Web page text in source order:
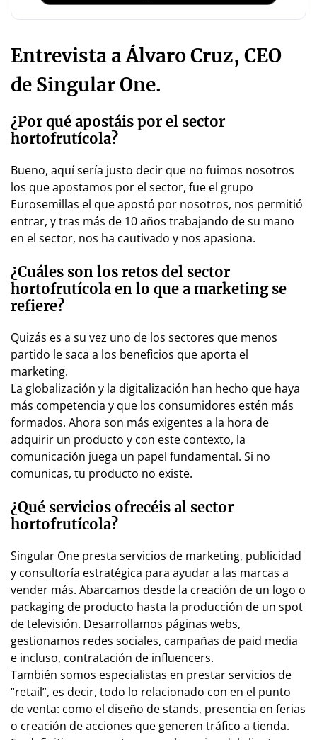
Entrevista a Álvaro Cruz, CEO
de Singular One.
¿Por qué apostáis por el sector
hortofrutícola?
Bueno, aquí sería justo decir que no fuimos nosotros
los que apostamos por el sector, fue el grupo
Eurosemillas el que apostó por nosotros, nos permitió
entrar, y tras más de 10 años trabajando de su mano
en el sector, nos ha cautivado y nos apasiona.
¿Cuáles son los retos del sector
hortofrutícola en lo que a marketing se
refiere?
Quizás es a su vez uno de los sectores que menos
partido le saca a los beneficios que aporta el
marketing.
La globalización y la digitalización han hecho que haya
más competencia y que los consumidores estén más
formados. Ahora son más exigentes a la hora de
adquirir un producto y con este contexto, la
comunicación juega un papel fundamental. Si no
comunicas, tu producto no existe.
¿Qué servicios ofrecéis al sector
hortofrutícola?
Singular One presta servicios de marketing, publicidad
y consultoría estratégica para ayudar a las marcas a
vender más. Abarcamos desde la creación de un logo o
packaging de producto hasta la producción de un spot
de televisión. Desarrollamos páginas webs,
gestionamos redes sociales, campañas de paid media
e incluso, contratación de influencers.
También somos especialistas en prestar servicios de
“retail”, es decir, todo lo relacionado con en el punto
de venta: como el diseño de stands, presencia en ferias
o creación de acciones que generen tráfico a tienda.